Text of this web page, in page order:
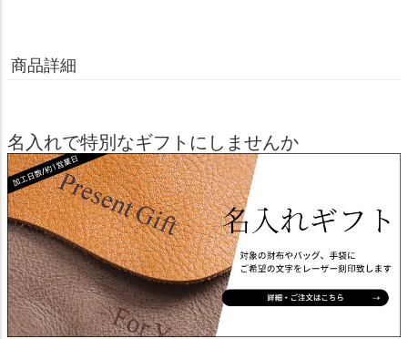
商品詳細
名入れで特別なギフトにしませんか